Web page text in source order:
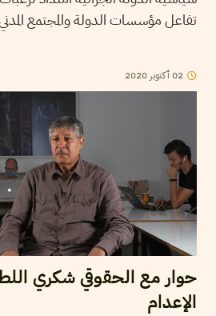
تفاعل مؤسسات الدولة والمجتمع
02أكتوبر 2020
حوار مع الحقوقي شكري
الإعدام